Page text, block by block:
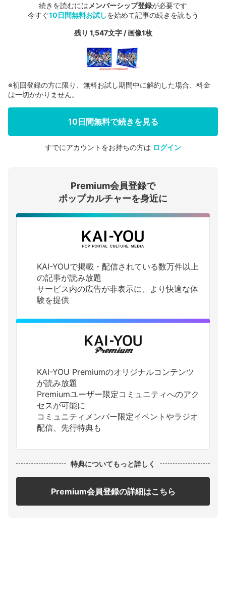
続きを読むには メンバーシップ登録が必要です
今すぐ10日間無料お試しを始めて記事の続きを読もう
残り 1,547文字 / 画像1枚
会員登録する
ログインする
※初回登録の方に限り、無料お試し期間中に解約した場合、料金
は一切かかりません。
10日間無料で続きを見る
すでにアカウントをお持ちの方は ログイン
Premium会員登録で
ポップカルチャーを身近に
KAI-YOUで掲載・配信されている数万件以上
の記事が読み放題
サービス内の広告が非表示に、より快適な体
験を提供
KAI-YOU Premiumのオリジナルコンテンツ
が読み放題
Premiumユーザー限定コミュニティへのアク
セスが可能に
コミュニティメンバー限定イベントやラジオ
配信、先行特典も
特典についてもっと詳しく
Premium会員登録の詳細はこちら